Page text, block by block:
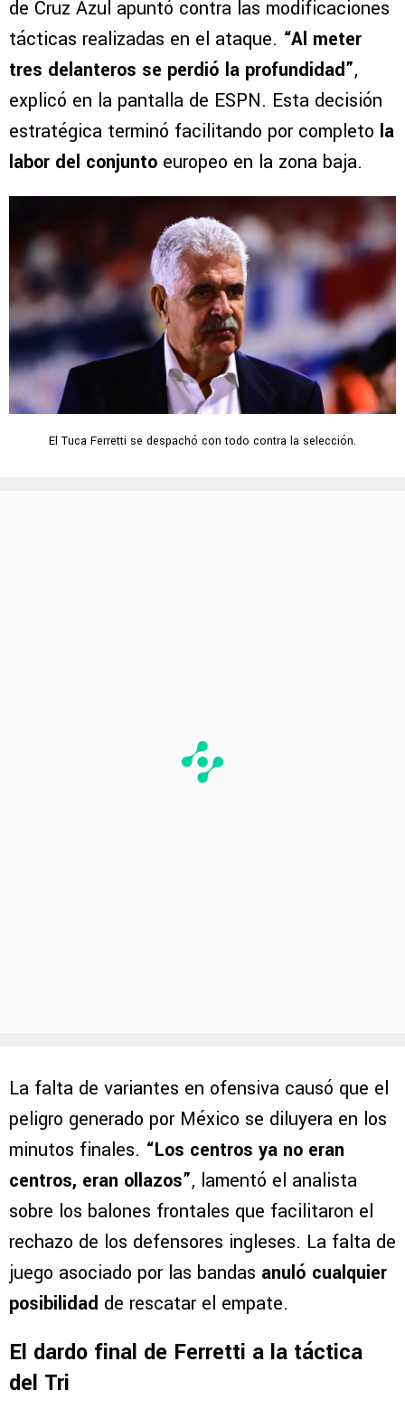
de Cruz Azul apuntó contra las modificaciones
tácticas realizadas en el ataque. “Al meter
tres delanteros se perdió la profundidad”,
explicó en la pantalla de ESPN. Esta decisión
estratégica terminó facilitando por completo la
labor del conjunto europeo en la zona baja.
El Tuca Ferretti se despachó con todo contra la selección.
La falta de variantes en ofensiva causó que el
peligro generado por México se diluyera en los
minutos finales. “Los centros ya no eran
centros, eran ollazos”, lamentó el analista
sobre los balones frontales que facilitaron el
rechazo de los defensores ingleses. La falta de
juego asociado por las bandas anuló cualquier
posibilidad de rescatar el empate.
El dardo final de Ferretti a la táctica
del Tri